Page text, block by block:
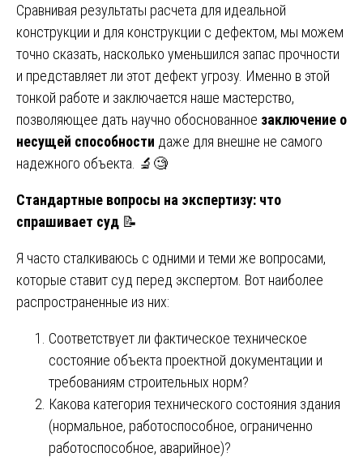
Сравнивая результаты расчета для идеальной
конструкции и для конструкции с дефектом, мы можем
точно сказать, насколько уменьшился запас прочности
и представляет ли этот дефект угрозу. Именно в этой
тонкой работе и заключается наше мастерство,
позволяющее дать научно обоснованное заключение о
несущей способности даже для внешне не самого
надежного объекта. 🔬🧐
Стандартные вопросы на экспертизу: что
спрашивает суд 📝
Я часто сталкиваюсь с одними и теми же вопросами,
которые ставит суд перед экспертом. Вот наиболее
распространенные из них:
Соответствует ли фактическое техническое
состояние объекта проектной документации и
требованиям строительных норм?
Какова категория технического состояния здания
(нормальное, работоспособное, ограниченно
работоспособное, аварийное)?